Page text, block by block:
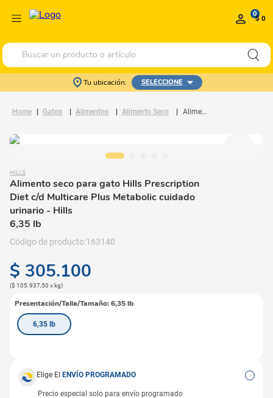
0$ 0
Buscar un producto o artículo
Tu ubicación: SELECCIONE
Gatos Alimentos Alimento Seco Alimento seco para gato Hills Prescription Diet c/d Multicare Plus Metabolic cuidado urinario
HILLS
Alimento seco para gato Hills Prescription
Diet c/d Multicare Plus Metabolic cuidado
urinario - Hills
6,35 lb
163140
$ 305.100
($ 105.937,50 x kg)
Presentación/Talla/Tamaño:6,35 lb
6,35 lb
Elige El ENVÍO PROGRAMADO
Precio especial solo para envío programado